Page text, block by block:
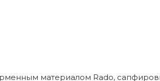
материалом Rado,